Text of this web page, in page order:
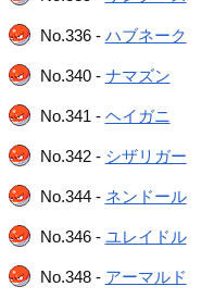
No.336 - ハブネーク
No.340 - ナマズン
No.341 - ヘイガニ
No.342 - シザリガー
No.344 - ネンドール
No.346 - ユレイドル
No.348 - アーマルド